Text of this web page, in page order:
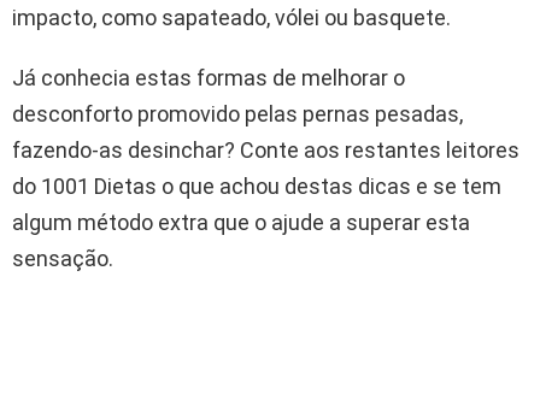
impacto, como sapateado, vólei ou basquete.
Já conhecia estas formas de melhorar o
desconforto promovido pelas pernas pesadas,
fazendo-as desinchar? Conte aos restantes leitores
do 1001 Dietas o que achou destas dicas e se tem
algum método extra que o ajude a superar esta
sensação.